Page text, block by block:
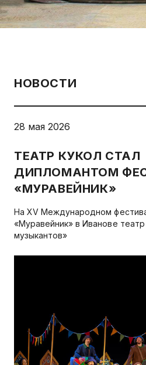
НОВОСТИ
28 мая 2026
ТЕАТР КУКОЛ СТАЛ
ДИПЛОМАНТОМ
«МУРАВЕЙНИК»
На XV Международном
«Муравейник» в Иванове
музыкантов»